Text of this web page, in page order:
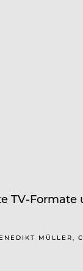
TV-Formate
MÜLLER,